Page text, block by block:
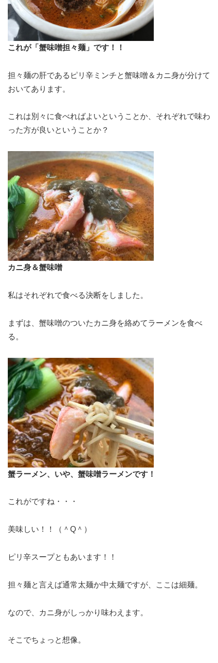
これが「蟹味噌担々麺」です！！
担々麺の肝であるピリ辛ミンチと蟹味噌＆カニ身が分けて
おいてあります。
これは別々に食べればよいということか、それぞれで味わ
った方が良いということか？
カニ身＆蟹味噌
私はそれぞれで食べる決断をしました。
まずは、蟹味噌のついたカニ身を絡めてラーメンを食べ
る。
蟹ラーメン、いや、蟹味噌ラーメンです！
これがですね・・・
美味しい！！（＾Q＾）
ピリ辛スープともあいます！！
担々麺と言えば通常太麺か中太麺ですが、ここは細麺。
なので、カニ身がしっかり味わえます。
そこでちょっと想像。